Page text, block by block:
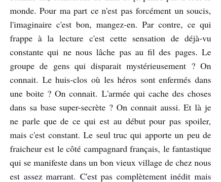
monde. Pour ma part ce n'est pas forcément un soucis,
l'imaginaire c'est bon, mangez-en. Par contre, ce qui
frappe à la lecture c'est cette sensation de déjà-vu
constante qui ne nous lâche pas au fil des pages. Le
groupe de gens qui disparait mystérieusement ? On
connait. Le huis-clos où les héros sont enfermés dans
une boite ? On connait. L'armée qui cache des choses
dans sa base super-secrète ? On connait aussi. Et là je
ne parle que de ce qui est au début pour pas spoiler,
mais c'est constant. Le seul truc qui apporte un peu de
fraicheur est le côté campagnard français, le fantastique
qui se manifeste dans un bon vieux village de chez nous
est assez marrant. C'est pas complètement inédit mais